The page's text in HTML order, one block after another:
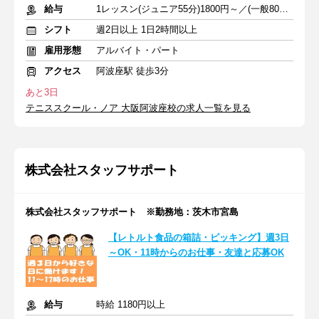
給与
1レッスン(ジュニア55分)1800円～／(一般80分)2400円～+交通費
シフト
週2日以上 1日2時間以上
雇用形態
アルバイト・パート
アクセス
阿波座駅 徒歩3分
あと3日
テニススクール・ノア 大阪阿波座校の求人一覧を見る
株式会社スタッフサポート
株式会社スタッフサポート ※勤務地：茨木市宮島
【レトルト食品の箱詰・ピッキング】週3日
～OK・11時からのお仕事・友達と応募OK
給与
時給 1180円以上